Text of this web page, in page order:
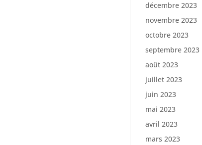
décembre 2023
novembre 2023
octobre 2023
septembre 2023
août 2023
juillet 2023
juin 2023
mai 2023
avril 2023
mars 2023